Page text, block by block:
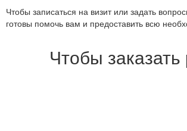
Чтобы записаться на визит или задать
готовы помочь вам и предоставить всю
Чтобы